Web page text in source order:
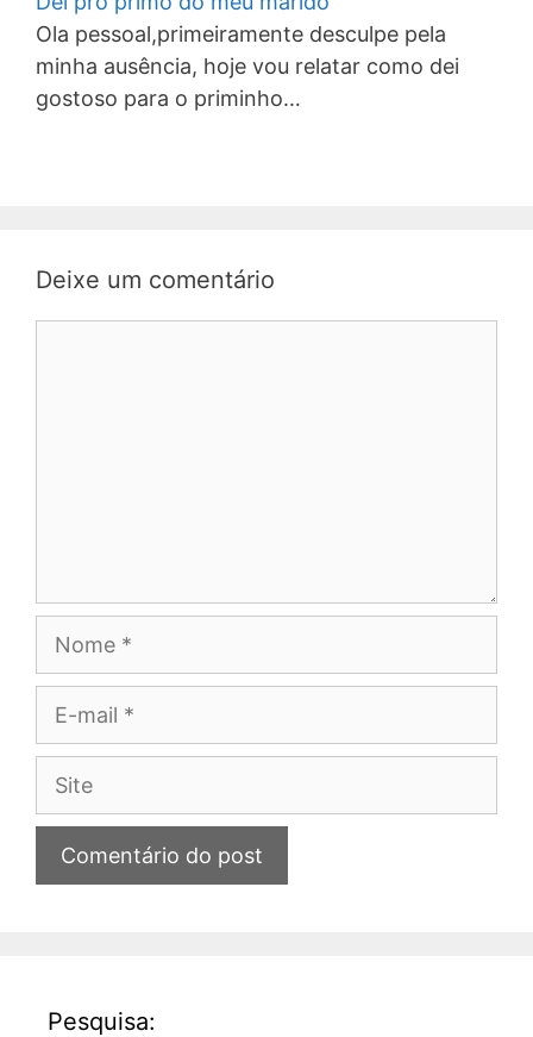
Ola pessoal,primeiramente desculpe pela
minha ausência, hoje vou relatar como dei
gostoso para o priminho…
Deixe um comentário
Site
Pesquisa: